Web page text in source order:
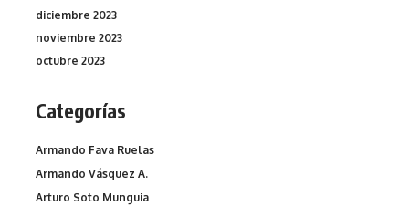
diciembre 2023
noviembre 2023
octubre 2023
Categorías
Armando Fava Ruelas
Armando Vásquez A.
Arturo Soto Munguia